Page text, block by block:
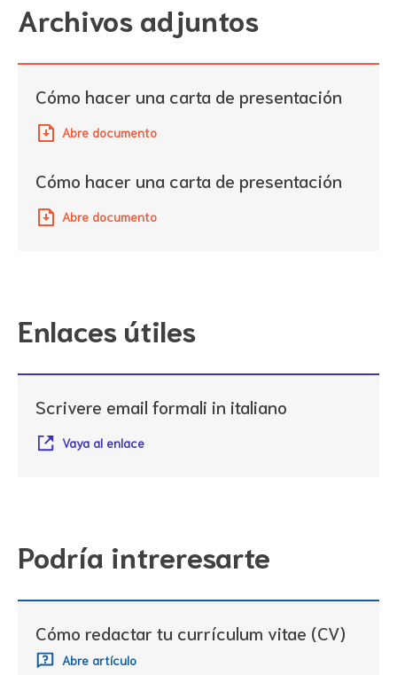
Archivos adjuntos
Cómo hacer una carta de presentación
Abre documento
Cómo hacer una carta de presentación
Abre documento
Enlaces útiles
Scrivere email formali in italiano
Vaya al enlace
Podría intreresarte
Cómo redactar tu currículum vitae (CV)
Abre artículo